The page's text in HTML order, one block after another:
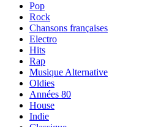
Pop
Rock
Chansons françaises
Electro
Hits
Rap
Musique Alternative
Oldies
Années 80
House
Indie